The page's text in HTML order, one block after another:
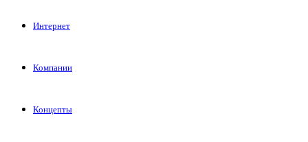
Интернет
Компании
Концепты